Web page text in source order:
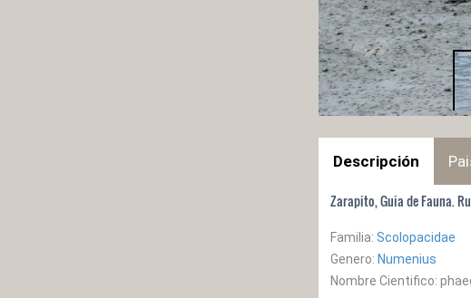
Descripción
Zarapito, Guia de Fauna.
Familia: Scolopacidae
Genero: Numenius
Nombre Cientifico: